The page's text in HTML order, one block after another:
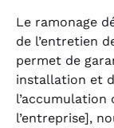
Le ramonage
de l’entretien
permet de
installation et
l’accumulation
l’entreprise],